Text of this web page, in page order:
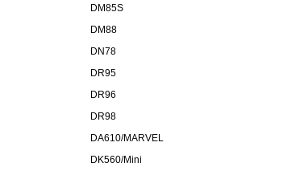
DM85S
DM88
DN78
DR95
DR96
DR98
DA610/MARVEL
DK560/Mini